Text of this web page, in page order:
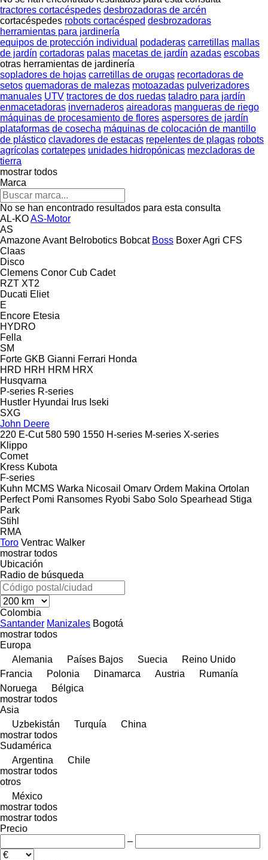
tractores cortacéspedes desbrozadoras de arcén
cortacéspedes robots cortacésped desbrozadoras
herramientas para jardinería
equipos de protección individual podaderas carretillas mallas
de jardín cortadoras palas macetas de jardín azadas escobas
otras herramientas de jardinería
sopladores de hojas carretillas de orugas recortadoras de
setos quemadoras de malezas motoazadas pulverizadores
manuales UTV tractores de dos ruedas taladro para jardín
enmacetadoras invernaderos aireadoras mangueras de riego
máquinas de procesamiento de flores aspersores de jardín
plataformas de cosecha máquinas de colocación de mantillo
de plástico clavadores de estacas repelentes de plagas robots
agrícolas cortatepes unidades hidropónicas mezcladoras de
tierra
mostrar todos
Marca
No se han encontrado resultados para esta consulta
AL-KOAS-Motor
AS
AmazoneAvant Belrobotics Bobcat Boss Boxer Agri CFS
Claas
Disco
Clemens Conor Cub Cadet
RZT XT2
Ducati Eliet
E
Encore Etesia
HYDRO
Fella
SM
Forte GKB Gianni Ferrari Honda
HRD HRH HRM HRX
Husqvarna
P-series R-series
Hustler Hyundai Irus Iseki
SXG
John Deere
220 E-Cut 580 590 1550 H-series M-series X-series
Klippo
Comet
Kress Kubota
F-series
Kuhn MCMS Warka Nicosail Omarv Ordem Makina Ortolan
Perfect Pomi Ransomes Ryobi Sabo Solo Spearhead Stiga
Park
Stihl
RMA
Toro Ventrac Walker
mostrar todos
Ubicación
Radio de búsqueda
Colombia
Santander Manizales Bogotá
mostrar todos
Europa
Alemania
Países Bajos Suecia
Reino Unido
Francia
Polonia Dinamarca Austria
Rumanía
Noruega
Bélgica
mostrar todos
Asia
Uzbekistán
Turquía
China
mostrar todos
Sudamérica
Argentina
Chile
mostrar todos
otros
México
mostrar todos
mostrar todos
Precio
–